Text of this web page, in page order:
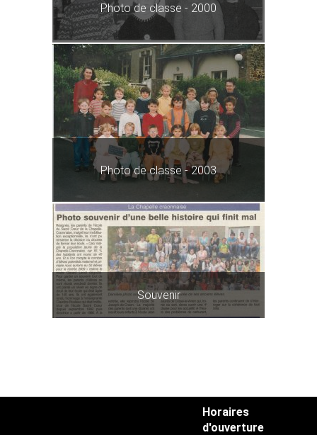
Photo de classe - 2000
Photo de classe - 2003
Souvenir
Horaires
d'ouverture